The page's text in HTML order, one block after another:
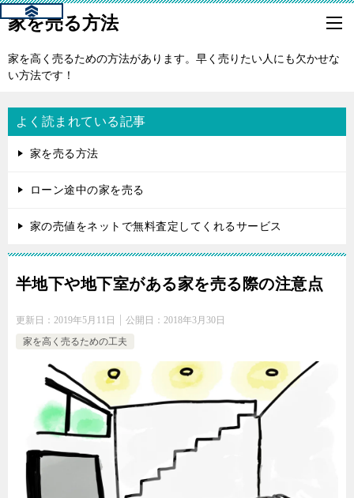
家を売る方法
家を高く売るための方法があります。早く売りたい人にも欠かせな
い方法です！
よく読まれている記事
家を売る方法
ローン途中の家を売る
家の売値をネットで無料査定してくれるサービス
半地下や地下室がある家を売る際の注意点
更新日： 2019年5月11日 公開日： 2018年3月30日
家を高く売るための工夫